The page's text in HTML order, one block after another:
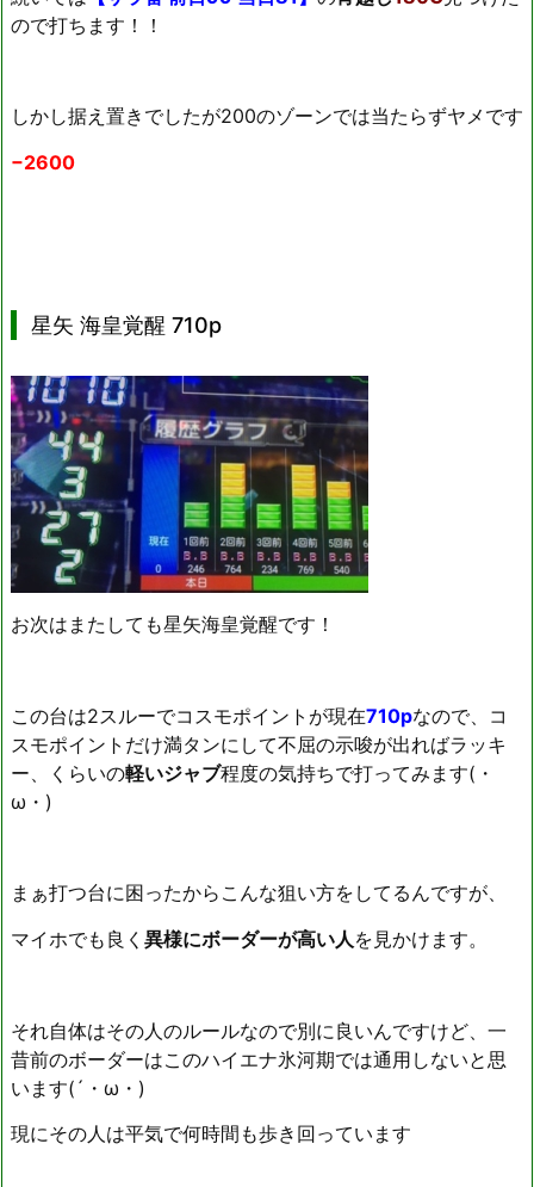
ので打ちます！！
しかし据え置きでしたが200のゾーンでは当たらずヤメです
−2600
星矢 海皇覚醒 710p
お次はまたしても星矢海皇覚醒です！
この台は2スルーでコスモポイントが現在710pなので、コ
スモポイントだけ満タンにして不屈の示唆が出ればラッキ
ー、くらいの軽いジャブ程度の気持ちで打ってみます(・
ω・)
まぁ打つ台に困ったからこんな狙い方をしてるんですが、
マイホでも良く 異様にボーダーが高い人 を見かけます。
それ自体はその人のルールなので別に良いんですけど、一
昔前のボーダーはこのハイエナ氷河期では通用しないと思
います(´・ω・)
現にその人は平気で何時間も歩き回っています